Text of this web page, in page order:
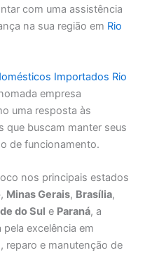
com uma assistência
na sua região em Rio
Importados Rio
empresa
uma resposta às
que buscam manter seus
de funcionamento.
nos principais estados
, Minas Gerais, Brasília,
do Sul e Paraná, a
excelência em
reparo e manutenção de